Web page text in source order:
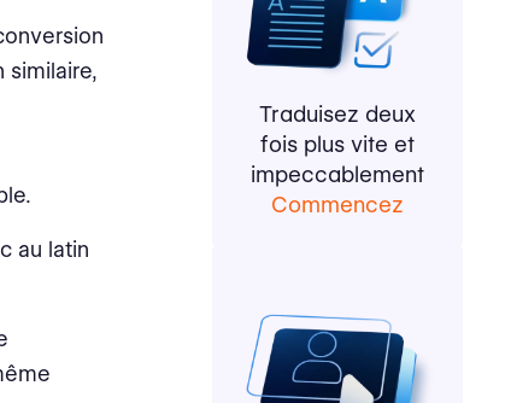
similaire,
au latin
Traduisez deux
fois plus vite et
impeccablement
Commencez